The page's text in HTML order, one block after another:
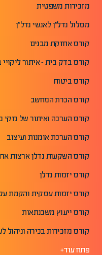
מזכירות משפטית
מסלול נדל"ן לאנשי נדל"ן
קורס אחזקת מבנים
קורס בדק בית - איתור ליקויי
קורס ביטוח
קורס הכרת המחשב
קורס הערכה ואיתור של נזקי
קורס הערכת אומנות ועיצוב
קורס השקעות נדלן ארצות
קורס יזמות נדלן
קורס יזמות עסקית והקמת
קורס ייעוץ משכנתאות
קורס מזכירות בכירה וניהול
פתח עוד+